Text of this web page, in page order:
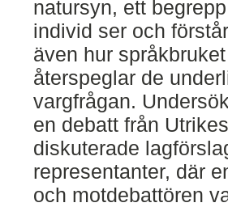
natursyn, ett
individ ser och
även hur
återspeglar de
vargfrågan.
en debatt från
diskuterade
representanter, där
och motdebattören